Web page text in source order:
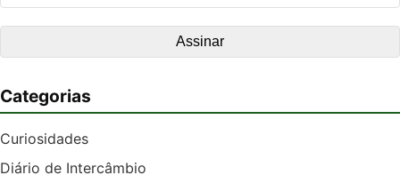
Categorias
Curiosidades
Diário de Intercâmbio